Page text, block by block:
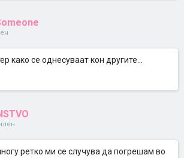
како се однесуваат кон другите...
ретко ми се случува да погрешам во